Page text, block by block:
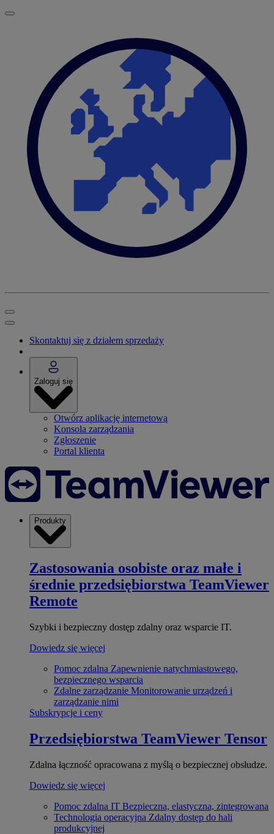
Skontaktuj się z działem sprzedaży
Zaloguj się
Otwórz aplikację internetową
Konsola zarządzania
Zgłoszenie
Portal klienta
Produkty
Zastosowania osobiste oraz małe i
średnie przedsiębiorstwa TeamViewer
Remote
Szybki i bezpieczny dostęp zdalny oraz wsparcie IT.
Dowiedz się więcej
Pomoc zdalna Zapewnienie natychmiastowego,
bezpiecznego wsparcia
Zdalne zarządzanie Monitorowanie urządzeń i
zarządzanie nimi
Subskrypcje i ceny
Przedsiębiorstwa TeamViewer Tensor
Zdalna łączność opracowana z myślą o bezpiecznej obsłudze.
Dowiedz się więcej
Pomoc zdalna IT Bezpieczna, elastyczna, zintegrowana
Technologia operacyjna Zdalny dostęp do hali
produkcyjnej